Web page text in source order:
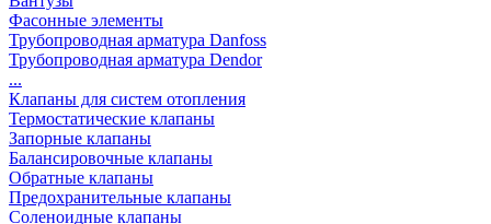
Фасонные элементы
Трубопроводная арматура Danfoss
Трубопроводная арматура Dendor
...
Клапаны для систем отопления
Термостатические клапаны
Запорные клапаны
Балансировочные клапаны
Обратные клапаны
Предохранительные клапаны
Соленоидные клапаны